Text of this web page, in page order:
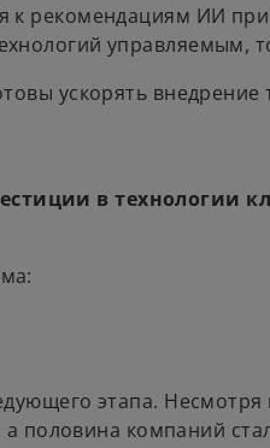
к рекомендациям ИИ
управляемым,
ускорять
в технологии
этапа.
а половина компаний